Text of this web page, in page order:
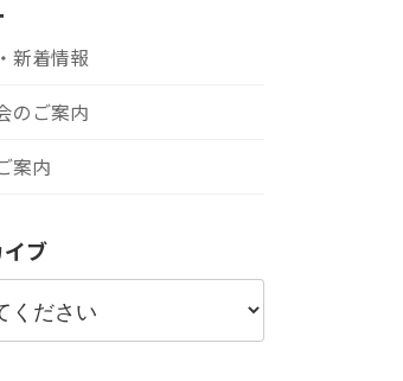
新着情報
のご案内
案内
イブ